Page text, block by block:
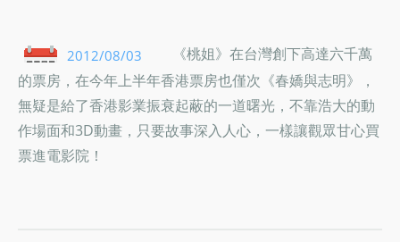
2012/08/03
《桃姐》在台灣創下高達六千萬
的票房，在今年上半年香港票房也僅次《春嬌與志明》，
無疑是給了香港影業振衰起蔽的一道曙光，不靠浩大的動
作場面和3D動畫，只要故事深入人心，一樣讓觀眾甘心買
票進電影院！